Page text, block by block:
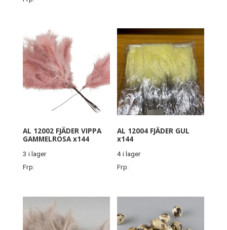
AL 12002 FJÄDER VIPPA
GAMMELROSA x144
3 i lager
Frp:
AL 12004 FJÄDER GUL
x144
4 i lager
Frp: